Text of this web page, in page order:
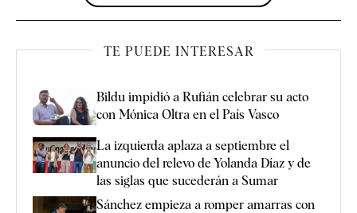
TE PUEDE INTERESAR
Bildu impidió a Rufián celebrar su acto
con Mónica Oltra en el País Vasco
La izquierda aplaza a septiembre el
anuncio del relevo de Yolanda Díaz y de
las siglas que sucederán a Sumar
Sánchez empieza a romper amarras con